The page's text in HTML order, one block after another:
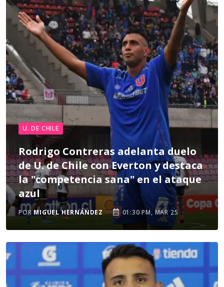
U. DE CHILE
Rodrigo Contreras adelanta duelo
de U. de Chile con Everton y destaca
la "competencia sana" en el ataque
azul
PORMIGUEL HERNÁNDEZ 01:30 PM, MAR 25